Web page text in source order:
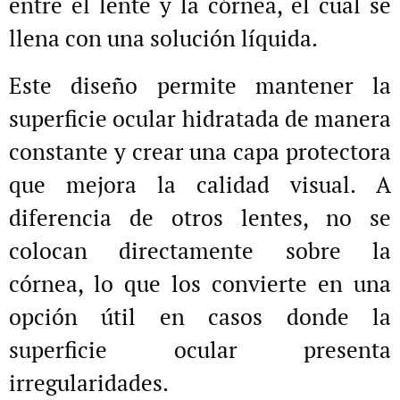
llena con una solución líquida.
Este diseño permite mantener la
superficie ocular hidratada de manera
constante y crear una capa protectora
que mejora la calidad visual. A
diferencia de otros lentes, no se
colocan directamente sobre la
córnea, lo que los convierte en una
opción útil en casos donde la
superficie ocular presenta
irregularidades.